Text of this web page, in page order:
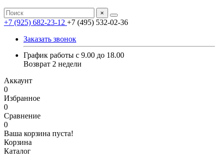
×
+7 (925) 682-23-12 +7 (495) 532-02-36
Заказать звонок
График работы с 9.00 до 18.00
Возврат 2 недели
Аккаунт
0
Избранное
0
Сравнение
0
Ваша корзина пуста!
Корзина
Каталог